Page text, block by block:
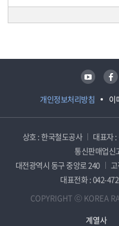
개인정보처리방침 이
유튜브 페이스북
상호 : 한국철도공사 대표자
통신판매업신
대전광역시 동구 중앙로 240
대표전화 : 042-
COPYRIGHT ⓒ KOREA
계열사